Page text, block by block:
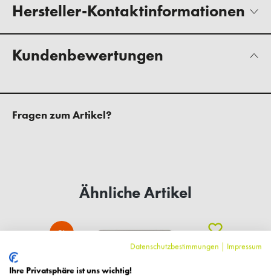
Hersteller-Kontaktinformationen
Kundenbewertungen
Fragen zum Artikel?
Ähnliche Artikel
%
Datenschutzbestimmungen | Impressum
Ihre Privatsphäre ist uns wichtig!